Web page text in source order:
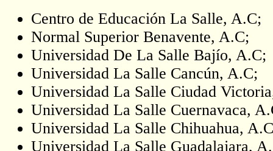
Centro de Educación La Salle, A.C;
Normal Superior Benavente, A.C;
Universidad De La Salle Bajío, A.C;
Universidad La Salle Cancún, A.C;
Universidad La Salle Ciudad
Universidad La Salle Cuernavaca,
Universidad La Salle Chihuahua,
Universidad La Salle Guadalajara,